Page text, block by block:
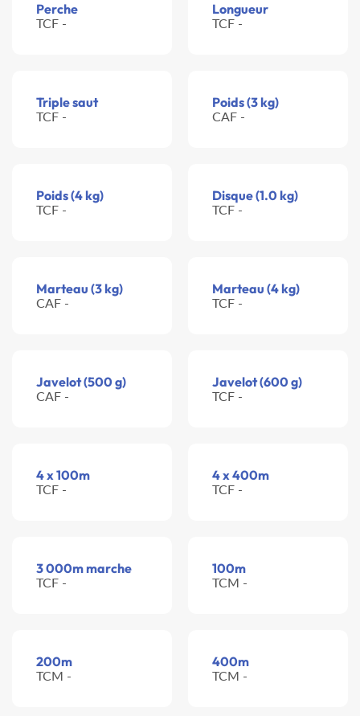
Perche
TCF -
Longueur
TCF -
Triple saut
TCF -
Poids (3 kg)
CAF -
Poids (4 kg)
TCF -
Disque (1.0 kg)
TCF -
Marteau (3 kg)
CAF -
Marteau (4 kg)
TCF -
Javelot (500 g)
CAF -
Javelot (600 g)
TCF -
4 x 100m
TCF -
4 x 400m
TCF -
3 000m marche
TCF -
100m
TCM -
200m
TCM -
400m
TCM -